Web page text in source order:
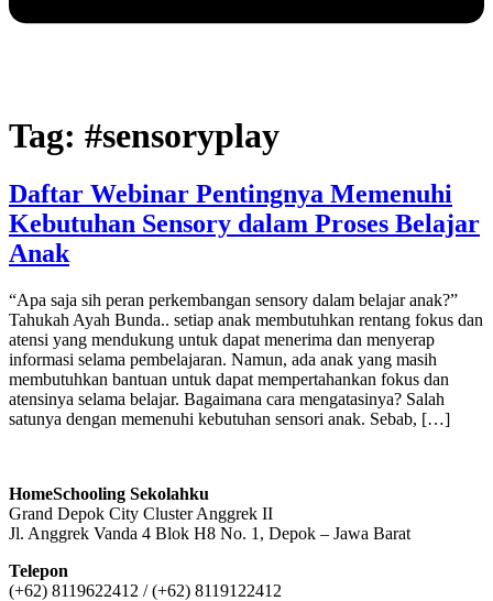
Tag: #sensoryplay
Daftar Webinar Pentingnya Memenuhi
Kebutuhan Sensory dalam Proses Belajar
Anak
“Apa saja sih peran perkembangan sensory dalam belajar anak?”
Tahukah Ayah Bunda.. setiap anak membutuhkan rentang fokus dan
atensi yang mendukung untuk dapat menerima dan menyerap
informasi selama pembelajaran. Namun, ada anak yang masih
membutuhkan bantuan untuk dapat mempertahankan fokus dan
atensinya selama belajar. Bagaimana cara mengatasinya? Salah
satunya dengan memenuhi kebutuhan sensori anak. Sebab, […]
HomeSchooling Sekolahku
Grand Depok City Cluster Anggrek II
Jl. Anggrek Vanda 4 Blok H8 No. 1, Depok – Jawa Barat
Telepon
(+62) 8119622412 / (+62) 8119122412